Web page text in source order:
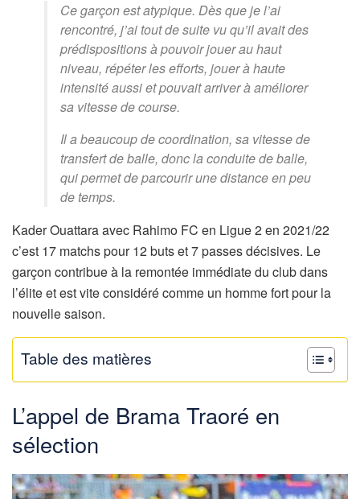
Ce garçon est atypique. Dès que je l’ai
rencontré, j’ai tout de suite vu qu’il avait des
prédispositions à pouvoir jouer au haut
niveau, répéter les efforts, jouer à haute
intensité aussi et pouvait arriver à améliorer
sa vitesse de course.
Il a beaucoup de coordination, sa vitesse de
transfert de balle, donc la conduite de balle,
qui permet de parcourir une distance en peu
de temps.
Kader Ouattara avec Rahimo FC en Ligue 2 en 2021/22
c’est 17 matchs pour 12 buts et 7 passes décisives. Le
garçon contribue à la remontée immédiate du club dans
l’élite et est vite considéré comme un homme fort pour la
nouvelle saison.
Table des matières
L’appel de Brama Traoré en
sélection